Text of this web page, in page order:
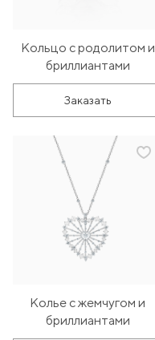
Кольцо с родолитом и
бриллиантами
Заказать
Колье с жемчугом и
бриллиантами